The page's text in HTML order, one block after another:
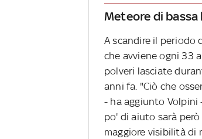
Meteore di
A scandire il periodo
che avviene ogni 33
polveri lasciate
anni fa. "Ciò che
- ha aggiunto Volpini
po' di aiuto sarà
maggiore visibilità di